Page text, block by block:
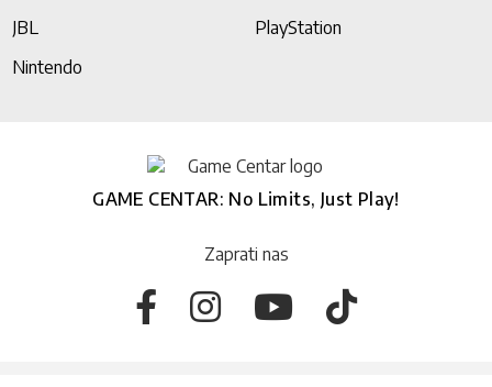
JBL
PlayStation
Nintendo
GAME CENTAR: No Limits, Just Play!
Zaprati nas